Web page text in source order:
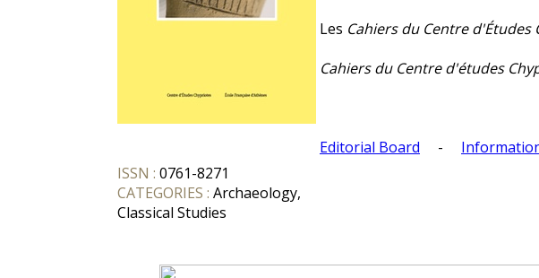
ISSN : 0761-8271
CATEGORIES : Archaeology,
Classical Studies
Les Cahiers du Centre d'Études
Cahiers du Centre d'études
Editorial Board -